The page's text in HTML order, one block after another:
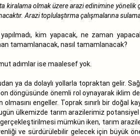
kiralama olmak üzere arazi edinimine
Arazi toplulaştırma çalışmalarına
yapılmadı, kim yapacak, ne zaman
tamamlanacak, nasıl tamamlanacak?
adımlar ise maalesef yok.
ya da dolaylı yollarla topraktan gelir.
döngüsünde önemli rol oynayarak iklim
engeller. Toprak sınırlı bir doğal
ülkemizde tarım arazilerimiz potansiyel
gerçekleştirilmesi mümkün iken, tarım
ve sürdürülebilir gelecek için büyük